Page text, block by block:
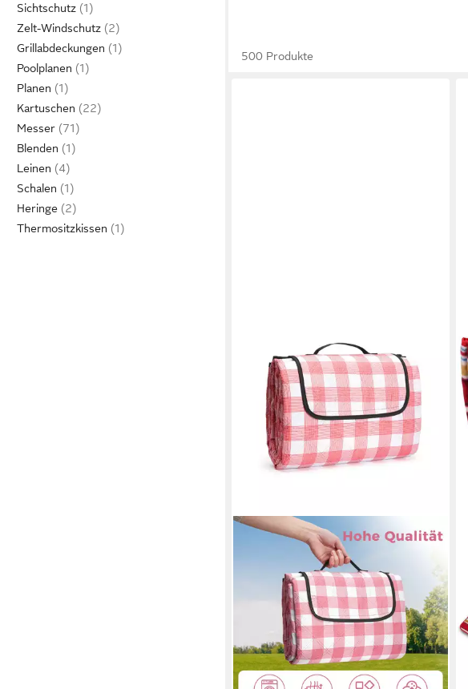
Sichtschutz
Zelt-Windschutz
Grillabdeckungen
Poolplanen
Planen
Kartuschen
Messer
Blenden
Leinen
Schalen
Heringe
Thermositzkissen
500 Produkte